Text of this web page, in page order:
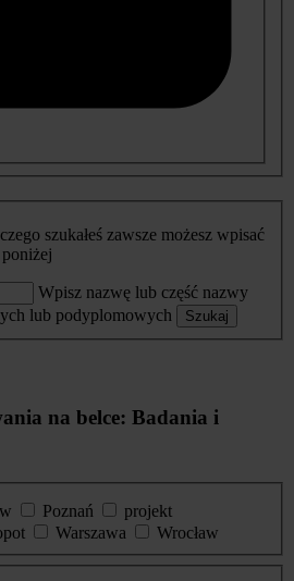
szukałeś zawsze możesz wpisać
Wpisz nazwę lub część nazwy
lub podyplomowych
Szukaj
na belce: Badania i
Poznań
projekt
Warszawa
Wrocław